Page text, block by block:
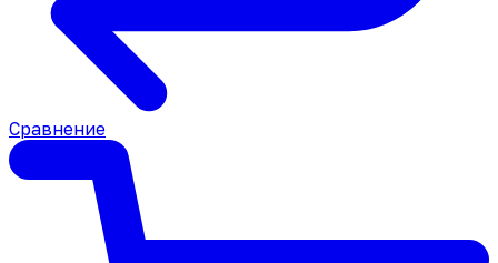
Сравнение